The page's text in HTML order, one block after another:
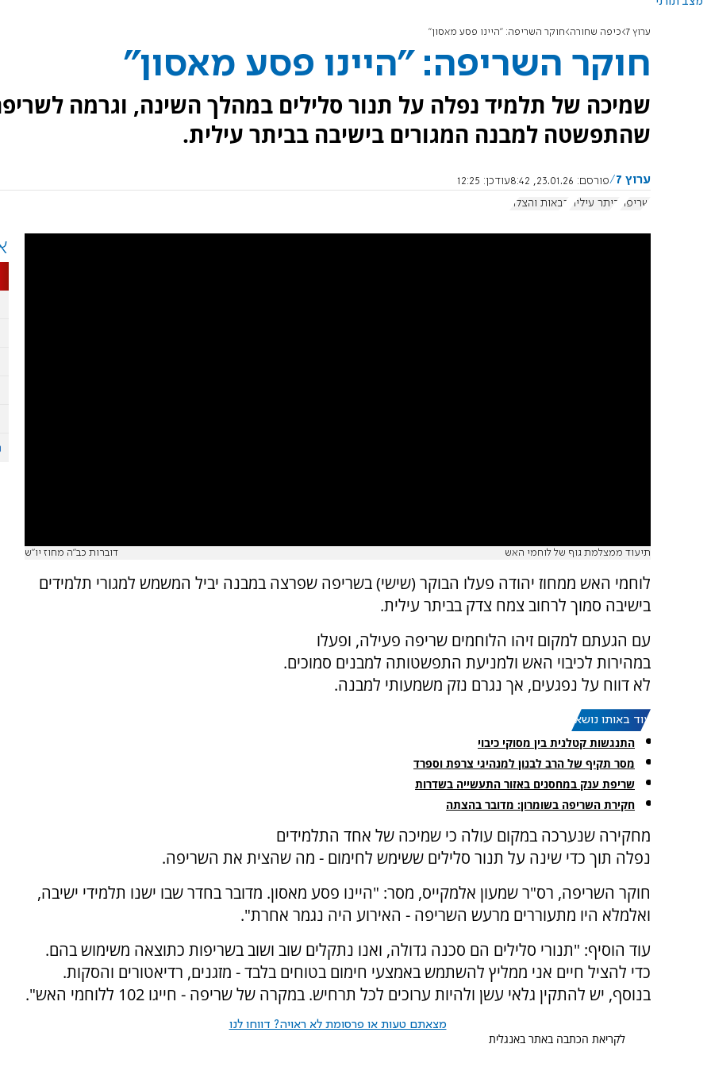
ערוץ 7 כיפה שחורה חוקר השריפה: "היינו פסע מאסון"
חוקר השריפה: "היינו פסע מאסון"
שמיכה של תלמיד נפלה על תנור סלילים במהלך השינה, וגרמה
שהתפשטה למבנה המגורים בישיבה בביתר עילית.
ערוץ 7 פורסם: 23.01.26, 8:42 עודכן: 12:25
שריפה
ביתר עילית כבאות והצלה
תיעוד ממצלמת גוף של לוחמי האש דוברות כב"ה מחוז יו"ש
לוחמי האש ממחוז יהודה פעלו הבוקר (שישי) בשריפה שפרצה במבנה יביל המשמש למגורי תלמידים
בישיבה סמוך לרחוב צמח צדק בביתר עילית.
עם הגעתם למקום זיהו הלוחמים שריפה פעילה, ופעלו
במהירות לכיבוי האש ולמניעת התפשטותה למבנים סמוכים.
לא דווח על נפגעים, אך נגרם נזק משמעותי למבנה.
עוד באותו נושא:
התנגשות קטלנית בין מסוקי כיבוי
מסר תקיף של הרב לבנון למנהיגי צרפת וספרד
שריפת ענק במחסנים באזור התעשייה בשדרות
חקירת השריפה בשומרון: מדובר בהצתה
מחקירה שנערכה במקום עולה כי שמיכה של אחד התלמידים
נפלה תוך כדי שינה על תנור סלילים ששימש לחימום - מה שהצית את השריפה.
חוקר השריפה, רס"ר שמעון אלמקייס, מסר: "היינו פסע מאסון. מדובר בחדר שבו ישנו תלמידי ישיבה,
ואלמלא היו מתעוררים מרעש השריפה - האירוע היה נגמר אחרת".
עוד הוסיף: "תנורי סלילים הם סכנה גדולה, ואנו נתקלים שוב ושוב בשריפות כתוצאה משימוש בהם.
כדי להציל חיים אני ממליץ להשתמש באמצעי חימום בטוחים בלבד - מזגנים, רדיאטורים והסקות.
בנוסף, יש להתקין גלאי עשן ולהיות ערוכים לכל תרחיש. במקרה של שריפה - חייגו 102 ללוחמי האש".
מצאתם טעות או פרסומת לא ראויה? דווחו לנו
לקריאת הכתבה באתר באנגלית